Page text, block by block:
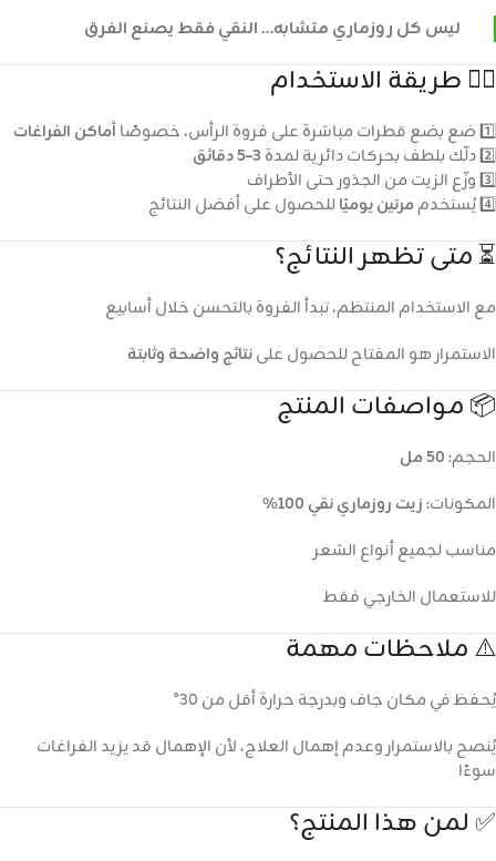
ليس كل روزماري متشابه… النقي فقط يصنع الفرق
💆‍♂️ طريقة الاستخدام
1️⃣ ضع بضع قطرات مباشرة على فروة الرأس، خصوصًا
أماكن الفراغات
2️⃣ دلّك بلطف بحركات دائرية لمدة
3–5 دقائق
3️⃣ وزّع الزيت من الجذور حتى الأطراف
4️⃣ يُستخدم
مرتين يوميًا للحصول على أفضل النتائج
⏳ متى تظهر النتائج؟
مع الاستخدام المنتظم، تبدأ الفروة بالتحسن خلال أسابيع
الاستمرار هو المفتاح للحصول علىنتائج واضحة وثابتة
📦 مواصفات المنتج
الحجم:50 مل
المكونات:زيت روزماري نقي 100%
مناسب لجميع أنواع الشعر
للاستعمال الخارجي فقط
⚠️ ملاحظات مهمة
يُحفظ في مكان جاف وبدرجة حرارة أقل من 30°
يُنصح بالاستمرار وعدم إهمال العلاج، لأن الإهمال قد يزيد الفراغات
سوءًا
✅ لمن هذا المنتج؟